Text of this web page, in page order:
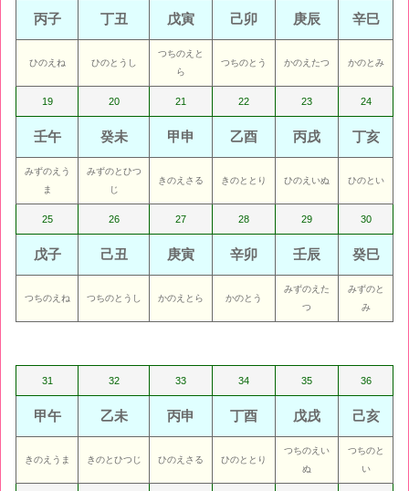
丙子 丁丑 戊寅 己卯 庚辰 辛巳
ひのえね ひのとうし
つちのえと
ら
つちのとう かのえたつ かのとみ
19 20 21 22 23 24
壬午 癸未 甲申 乙酉 丙戌 丁亥
みずのえう
ま
みずのとひつ
じ
きのえさる きのととり ひのえいぬ ひのとい
25 26 27 28 29 30
戊子 己丑 庚寅 辛卯 壬辰 癸巳
つちのえね つちのとうし かのえとら かのとう
みずのえた
つ
みずのと
み
31 32 33 34 35 36
甲午 乙未 丙申 丁酉 戊戌 己亥
きのえうま きのとひつじ ひのえさる ひのととり
つちのえい
ぬ
つちのと
い